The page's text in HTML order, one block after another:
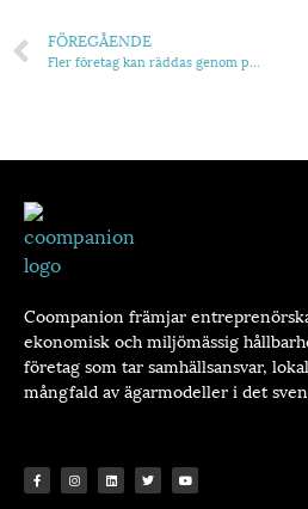
FÖREGÅENDE
Fler företag kan räddas genom personalägande
Coompanion främjar
ekonomisk och miljömässig
företag som tar samhällsansvar,
mångfald av ägarmodeller i det